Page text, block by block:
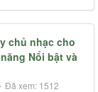
chủ nhạc cho
Nổi bật và
Đã xem: 1512